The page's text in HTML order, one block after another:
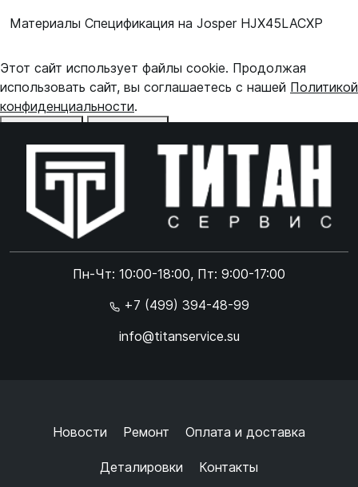
Материалы Спецификация на Josper HJX45LACXP
Пн-Чт: 10:00-18:00, Пт: 9:00-17:00
+7 (499) 394-48-99
info@titanservice.su
Новости Ремонт Оплата и доставка
Деталировки Контакты
Этот сайт использует файлы cookie. Продолжая
использовать сайт, вы соглашаетесь с нашей Политикой
конфиденциальности.
Online чат
Online чат